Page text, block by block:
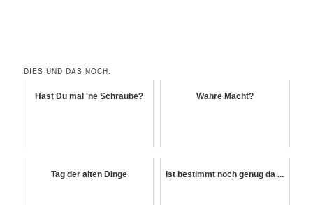
DIES UND DAS NOCH:
Hast Du mal 'ne Schraube? Wahre Macht?
Tag der alten Dinge Ist bestimmt noch genug da ...